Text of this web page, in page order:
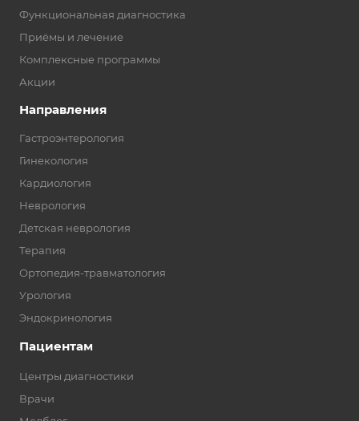
Функциональная диагностика
Приёмы и лечение
Комплексные программы
Акции
Направления
Гастроэнтерология
Гинекология
Кардиология
Неврология
Детская неврология
Терапия
Ортопедия-травматология
Урология
Эндокринология
Пациентам
Центры диагностики
Врачи